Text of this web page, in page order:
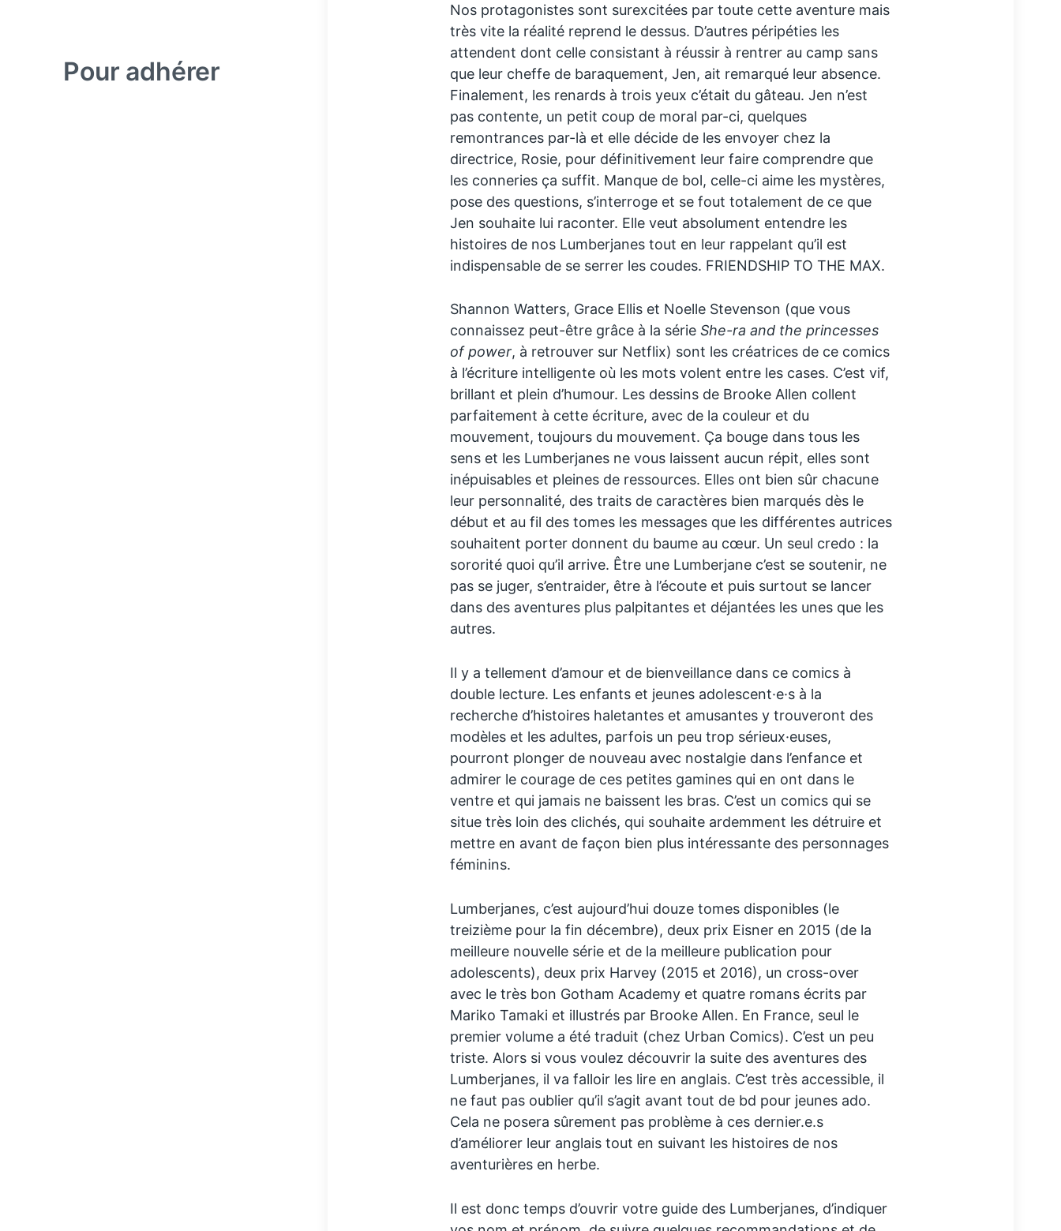
Pour adhérer
Nos protagonistes sont surexcitées par toute cette aventure mais
très vite la réalité reprend le dessus. D’autres péripéties les
attendent dont celle consistant à réussir à rentrer au camp sans
que leur cheffe de baraquement, Jen, ait remarqué leur absence.
Finalement, les renards à trois yeux c’était du gâteau. Jen n’est
pas contente, un petit coup de moral par-ci, quelques
remontrances par-là et elle décide de les envoyer chez la
directrice, Rosie, pour définitivement leur faire comprendre que
les conneries ça suffit. Manque de bol, celle-ci aime les mystères,
pose des questions, s’interroge et se fout totalement de ce que
Jen souhaite lui raconter. Elle veut absolument entendre les
histoires de nos Lumberjanes tout en leur rappelant qu’il est
indispensable de se serrer les coudes. FRIENDSHIP TO THE MAX.
Shannon Watters, Grace Ellis et Noelle Stevenson (que vous
connaissez peut-être grâce à la série She-ra and the princesses
of power, à retrouver sur Netflix) sont les créatrices de ce comics
à l’écriture intelligente où les mots volent entre les cases. C’est vif,
brillant et plein d’humour. Les dessins de Brooke Allen collent
parfaitement à cette écriture, avec de la couleur et du
mouvement, toujours du mouvement. Ça bouge dans tous les
sens et les Lumberjanes ne vous laissent aucun répit, elles sont
inépuisables et pleines de ressources. Elles ont bien sûr chacune
leur personnalité, des traits de caractères bien marqués dès le
début et au fil des tomes les messages que les différentes autrices
souhaitent porter donnent du baume au cœur. Un seul credo : la
sororité quoi qu’il arrive. Être une Lumberjane c’est se soutenir, ne
pas se juger, s’entraider, être à l’écoute et puis surtout se lancer
dans des aventures plus palpitantes et déjantées les unes que les
autres.
Il y a tellement d’amour et de bienveillance dans ce comics à
double lecture. Les enfants et jeunes adolescent·e·s à la
recherche d’histoires haletantes et amusantes y trouveront des
modèles et les adultes, parfois un peu trop sérieux·euses,
pourront plonger de nouveau avec nostalgie dans l’enfance et
admirer le courage de ces petites gamines qui en ont dans le
ventre et qui jamais ne baissent les bras. C’est un comics qui se
situe très loin des clichés, qui souhaite ardemment les détruire et
mettre en avant de façon bien plus intéressante des personnages
féminins.
Lumberjanes, c’est aujourd’hui douze tomes disponibles (le
treizième pour la fin décembre), deux prix Eisner en 2015 (de la
meilleure nouvelle série et de la meilleure publication pour
adolescents), deux prix Harvey (2015 et 2016), un cross-over
avec le très bon Gotham Academy et quatre romans écrits par
Mariko Tamaki et illustrés par Brooke Allen. En France, seul le
premier volume a été traduit (chez Urban Comics). C’est un peu
triste. Alors si vous voulez découvrir la suite des aventures des
Lumberjanes, il va falloir les lire en anglais. C’est très accessible, il
ne faut pas oublier qu’il s’agit avant tout de bd pour jeunes ado.
Cela ne posera sûrement pas problème à ces dernier.e.s
d’améliorer leur anglais tout en suivant les histoires de nos
aventurières en herbe.
Il est donc temps d’ouvrir votre guide des Lumberjanes, d’indiquer